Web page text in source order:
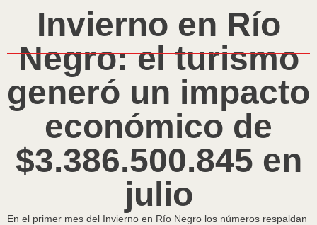
Invierno en Río
Negro: el turismo
generó un impacto
económico de
$3.386.500.845 en
julio
En el primer mes del Invierno en Río Negro los números respaldan